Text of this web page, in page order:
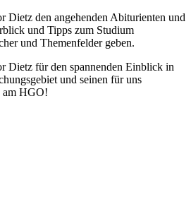
Dietz den angehenden Abiturienten und
und Tipps zum Studium
und Themenfelder geben.
Dietz für den spannenden Einblick in
und seinen für uns
am HGO!